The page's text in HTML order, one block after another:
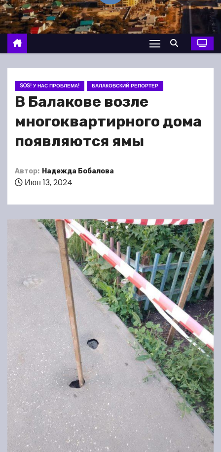
о
м
у
SOS! У НАС ПРОБЛЕМА! БАЛАКОВСКИЙ РЕПОРТЕР
В Балакове возле
многоквартирного дома
появляются ямы
Автор: Надежда Бобалова
Июн 13, 2024